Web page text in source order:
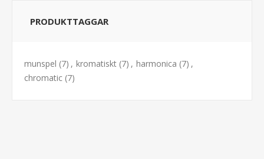
PRODUKTTAGGAR
munspel (7) , kromatiskt (7) , harmonica (7) ,
chromatic (7)